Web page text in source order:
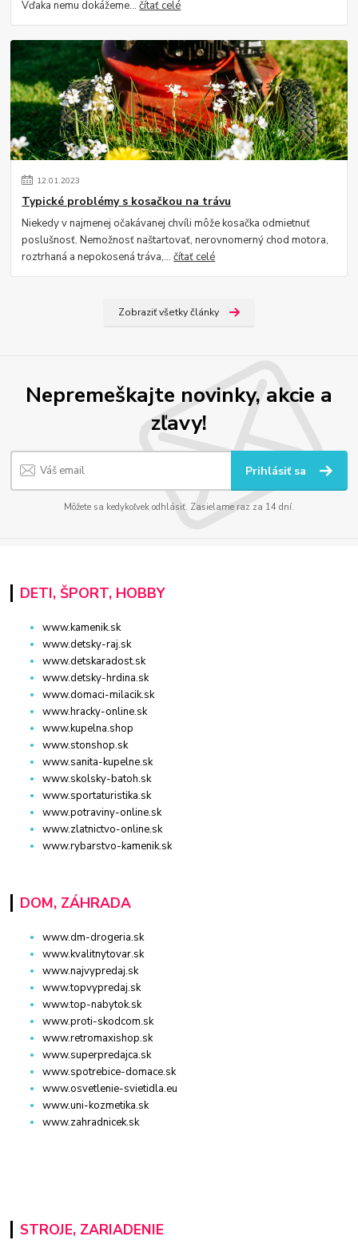
Vďaka nemu dokážeme...čítať celé
12.01.2023
Typické problémy s kosačkou na trávu
Niekedy v najmenej očakávanej chvíli môže kosačka odmietnuť
poslušnosť. Nemožnosť naštartovať, nerovnomerný chod motora,
roztrhaná a nepokosená tráva,...čítať celé
Zobraziť všetky články
Nepremeškajte novinky, akcie a
zľavy!
Prihlásiť sa
Môžete sa kedykoľvek odhlásiť. Zasielame raz za 14 dní.
DETI, ŠPORT, HOBBY
www.kamenik.sk
www.detsky-raj.sk
www.detskaradost.sk
www.detsky-hrdina.sk
www.domaci-milacik.sk
www.hracky-online.sk
www.kupelna.shop
www.stonshop.sk
www.sanita-kupelne.sk
www.skolsky-batoh.sk
www.sportaturistika.sk
www.potraviny-online.sk
www.zlatnictvo-online.sk
www.rybarstvo-kamenik.sk
DOM, ZÁHRADA
www.dm-drogeria.sk
www.kvalitnytovar.sk
www.najvypredaj.sk
www.topvypredaj.sk
www.top-nabytok.sk
www.proti-skodcom.sk
www.retromaxishop.sk
www.superpredajca.sk
www.spotrebice-domace.sk
www.osvetlenie-svietidla.eu
www.uni-kozmetika.sk
www.zahradnicek.sk
STROJE, ZARIADENIE